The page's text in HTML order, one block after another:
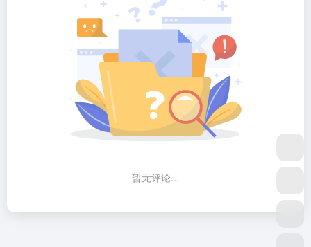
暂无评论...